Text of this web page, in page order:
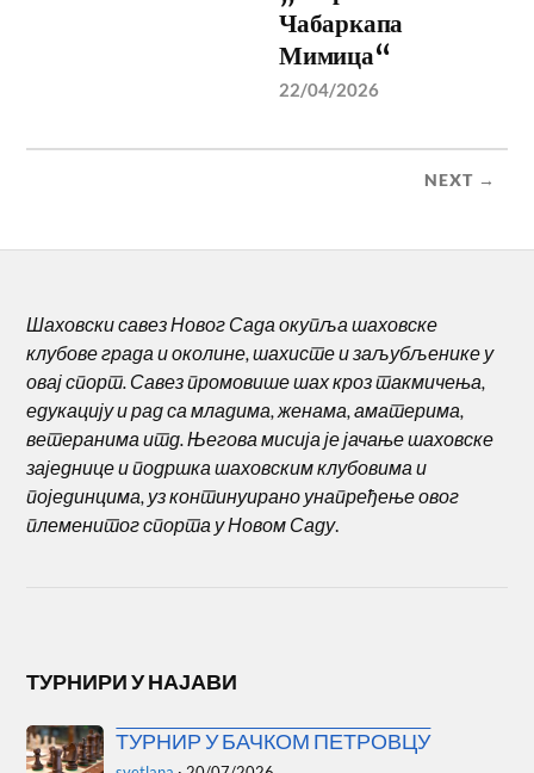
Чабаркапа
Мимица“
22/04/2026
NEXT →
Шаховски савез Новог Сада окупља шаховске
клубове града и околине, шахисте и заљубљенике у
овај спорт. Савез промовише шах кроз такмичења,
едукацију и рад са младима, женама, аматерима,
ветеранима итд. Његова мисија је јачање шаховске
заједнице и подршка шаховским клубовима и
појединцима, уз континуирано унапређење овог
племенитог спорта у Новом Саду.
ТУРНИРИ У НАЈАВИ
ТУРНИР У БАЧКОМ ПЕТРОВЦУ